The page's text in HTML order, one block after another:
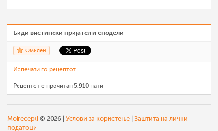
Биди вистински пријател и сподели
Омилен
Испечати го рецептот
Рецептот е прочитан 5,910 пати
Moirecepti © 2026 | Услови за користење Заштита на лични
податоци